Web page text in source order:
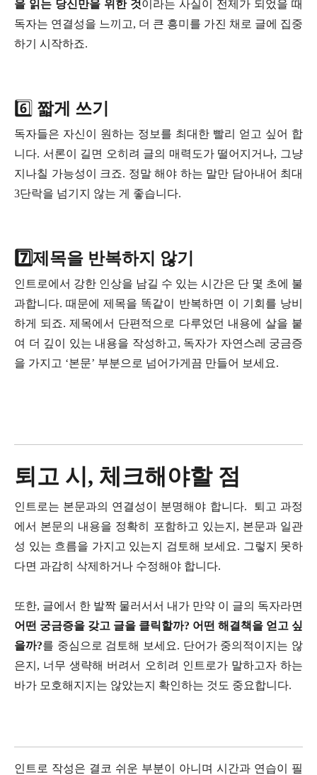
을 읽는 당신만을 위한 것이라는 사실이 전제가 되었을 때
독자는 연결성을 느끼고, 더 큰 흥미를 가진 채로 글에 집중
하기 시작하죠.
6️⃣ 짧게 쓰기
독자들은 자신이 원하는 정보를 최대한 빨리 얻고 싶어 합
니다. 서론이 길면 오히려 글의 매력도가 떨어지거나, 그냥
지나칠 가능성이 크죠. 정말 해야 하는 말만 담아내어 최대
3단락을 넘기지 않는 게 좋습니다.
7️⃣제목을 반복하지 않기
인트로에서 강한 인상을 남길 수 있는 시간은 단 몇 초에 불
과합니다. 때문에 제목을 똑같이 반복하면 이 기회를 낭비
하게 되죠. 제목에서 단편적으로 다루었던 내용에 살을 붙
여 더 깊이 있는 내용을 작성하고, 독자가 자연스레 궁금증
을 가지고 ‘본문’ 부분으로 넘어가게끔 만들어 보세요.
퇴고 시, 체크해야할 점
인트로는 본문과의 연결성이 분명해야 합니다. 퇴고 과정
에서 본문의 내용을 정확히 포함하고 있는지, 본문과 일관
성 있는 흐름을 가지고 있는지 검토해 보세요. 그렇지 못하
다면 과감히 삭제하거나 수정해야 합니다.
또한, 글에서 한 발짝 물러서서 내가 만약 이 글의 독자라면
어떤 궁금증을 갖고 글을 클릭할까? 어떤 해결책을 얻고 싶
을까?를 중심으로 검토해 보세요. 단어가 중의적이지는 않
은지, 너무 생략해 버려서 오히려 인트로가 말하고자 하는
바가 모호해지지는 않았는지 확인하는 것도 중요합니다.
인트로 작성은 결코 쉬운 부분이 아니며 시간과 연습이 필